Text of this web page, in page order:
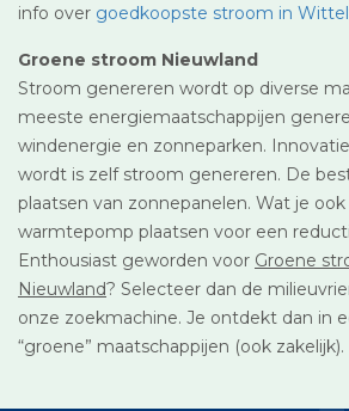
info over goedkoopste stroom in
Groene stroom Nieuwland
Stroom genereren wordt op diverse
meeste energiemaatschappijen
windenergie en zonneparken.
wordt is zelf stroom genereren. De
plaatsen van zonnepanelen. Wat je
warmtepomp plaatsen voor een
Enthousiast geworden voor Groene
Nieuwland? Selecteer dan de
onze zoekmachine. Je ontdekt dan in
“groene” maatschappijen (ook zakelijk).